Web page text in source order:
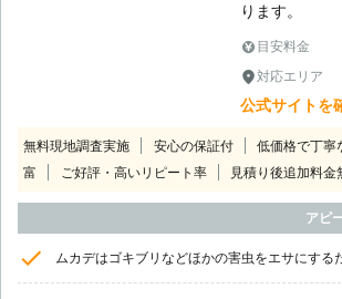
ります。
目安料金
対応エリア
公式サイトを
無料現地調査実施 安心の保証付 低価格で丁寧
富
ご好評・高いリピート率 見積り後追加料金
アピ
ムカデはゴキブリなどほかの害虫をエサにする